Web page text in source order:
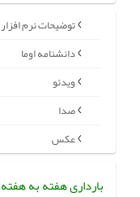
توضیحات نرم افزار
دانشنامه اوما
ویدئو
صدا
عکس
بارداری هفته به هفته